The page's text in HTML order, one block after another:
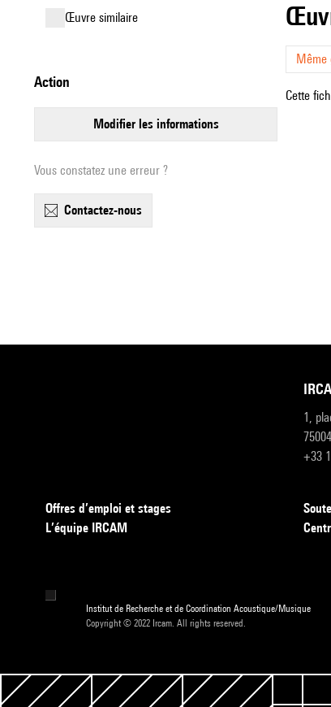
œuvre similaire
action
modifier les informations
Vous constatez une erreur ?
contactez-nous
Même
Cette
1,
+33
Offres d’emploi et stages
L’équipe IRCAM
Institut de Recherche et de Coordination Acoustique/Musique
Copyright © 2022 Ircam. All rights reserved.